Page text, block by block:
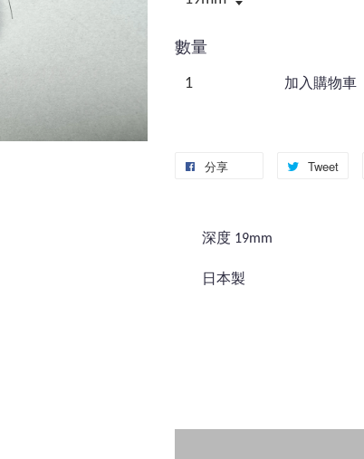
數量
加入購物車
分享 Tweet
深度 19mm
日本製